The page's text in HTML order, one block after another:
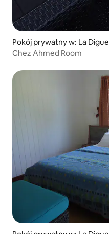
Pokój prywatny w: La Digue
Chez Ahmed Room